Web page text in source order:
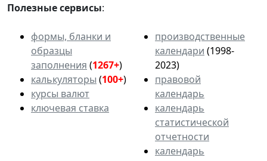
Полезные сервисы:
формы, бланки и
образцы
заполнения (1267+)
калькуляторы (100+)
курсы валют
ключевая ставка
производственные
календари (1998-
2023)
правовой
календарь
календарь
статистической
отчетности
календарь